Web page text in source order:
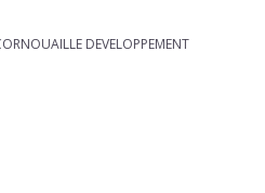
DEVELOPPEMENT